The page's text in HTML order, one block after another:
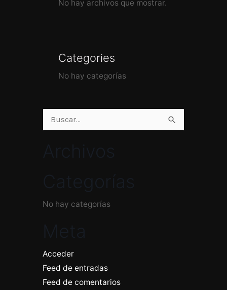
No hay archivos que mostrar.
Categories
No hay categorías
Buscar
No hay categorías
Acceder
Feed de entradas
Feed de comentarios